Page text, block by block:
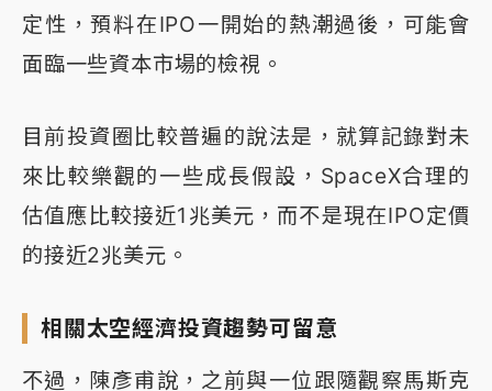
定性，預料在IPO一開始的熱潮過後，可能會
面臨一些資本市場的檢視。
目前投資圈比較普遍的說法是，就算記錄對未
來比較樂觀的一些成長假設，SpaceX合理的
估值應比較接近1兆美元，而不是現在IPO定價
的接近2兆美元。
相關太空經濟投資趨勢可留意
不過，陳彥甫說，之前與一位跟隨觀察馬斯克